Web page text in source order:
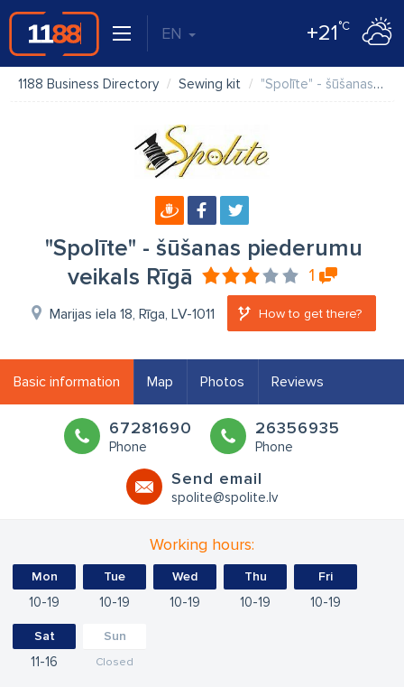
EN +21°C
1188 Business Directory Sewing kit "Spolīte" - šūšanas piederumu veikals Rīgā
"Spolīte" - šūšanas piederumu
veikals Rīgā
1
Marijas iela 18, Rīga, LV-1011 How to get there?
Basic information Map Photos Reviews
67281690
Phone
26356935
Phone
Send email
spolite@spolite.lv
Working hours:
Mon
10 19
Tue
10 19
Wed
10 19
Thu
10 19
Fri
10 19
Sat
11 16
Sun
Closed